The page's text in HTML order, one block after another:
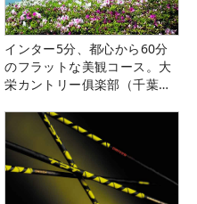
インター5分、都心から60分
のフラットな美観コース。大
栄カントリー俱楽部（千葉